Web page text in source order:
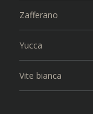
Zafferano
Yucca
Vite bianca